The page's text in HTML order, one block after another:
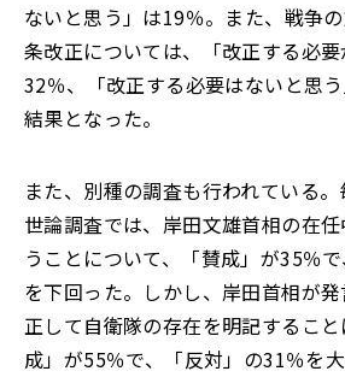
ないと思う」は19％。また、戦争
条改正については、「改正する必
32％、「改正する必要はないと思
結果となった。
また、別種の調査も行われている
世論調査では、岸田文雄首相の在
うことについて、「賛成」が35％
を下回った。しかし、岸田首相が
正して自衛隊の存在を明記するこ
成」が55％で、「反対」の31％を